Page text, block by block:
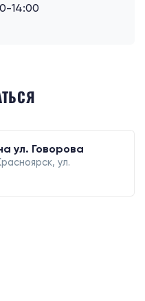
14:00
ул. Говорова
ул.